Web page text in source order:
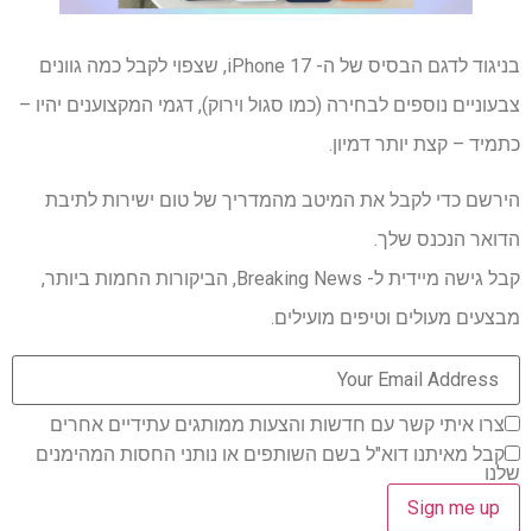
בניגוד לדגם הבסיס של ה- iPhone 17, שצפוי לקבל כמה גוונים
צבעוניים נוספים לבחירה (כמו סגול וירוק), דגמי המקצוענים יהיו –
כתמיד – קצת יותר דמיון.
הירשם כדי לקבל את המיטב מהמדריך של טום ישירות לתיבת
הדואר הנכנס שלך.
קבל גישה מיידית ל- Breaking News, הביקורות החמות ביותר,
מבצעים מעולים וטיפים מועילים.
צרו איתי קשר עם חדשות והצעות ממותגים עתידיים אחרים
קבל מאיתנו דוא"ל בשם השותפים או נותני החסות המהימנים
שלנו